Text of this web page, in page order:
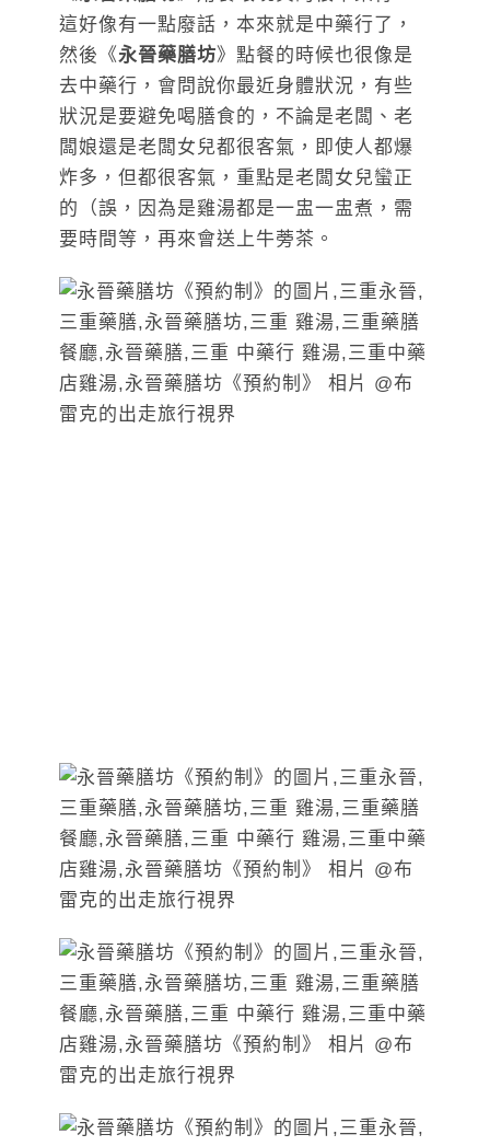
這好像有一點廢話，本來就是中藥行了，
然後《永晉藥膳坊》點餐的時候也很像是
去中藥行，會問說你最近身體狀況，有些
狀況是要避免喝膳食的，不論是老闆、老
闆娘還是老闆女兒都很客氣，即使人都爆
炸多，但都很客氣，重點是老闆女兒蠻正
的（誤，因為是雞湯都是一盅一盅煮，需
要時間等，再來會送上牛蒡茶。